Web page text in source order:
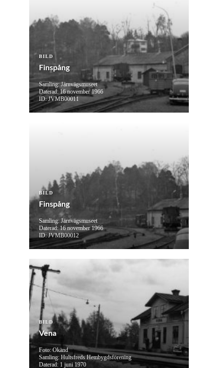
BILD
Finspång
Samling: Järnvägsmuseet
Daterad: 16 november 1966
ID: JVMB00011
BILD
Finspång
Samling: Järnvägsmuseet
Daterad: 16 november 1966
ID: JVMB00012
BILD
Vena
Foto: Okänd
Samling: Hultsfreds Hembygdsförening
Daterad: 1 juni 1970